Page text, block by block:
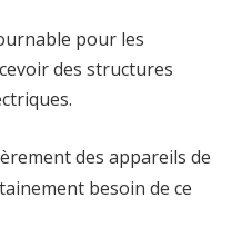
pour les
des structures
des appareils de
besoin de ce